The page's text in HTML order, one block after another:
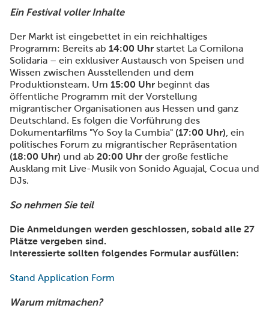
Ein Festival voller Inhalte
Der Markt ist eingebettet in ein reichhaltiges
Programm: Bereits ab 14:00 Uhr startet La Comilona
Solidaria – ein exklusiver Austausch von Speisen und
Wissen zwischen Ausstellenden und dem
Produktionsteam. Um 15:00 Uhr beginnt das
öffentliche Programm mit der Vorstellung
migrantischer Organisationen aus Hessen und ganz
Deutschland. Es folgen die Vorführung des
Dokumentarfilms "Yo Soy la Cumbia" (17:00 Uhr), ein
politisches Forum zu migrantischer Repräsentation
(18:00 Uhr) und ab 20:00 Uhr der große festliche
Ausklang mit Live-Musik von Sonido Aguajal, Cocua und
DJs.
So nehmen Sie teil
Die Anmeldungen werden geschlossen, sobald alle 27
Plätze vergeben sind.
Interessierte sollten folgendes Formular ausfüllen:
Stand Application Form
Warum mitmachen?